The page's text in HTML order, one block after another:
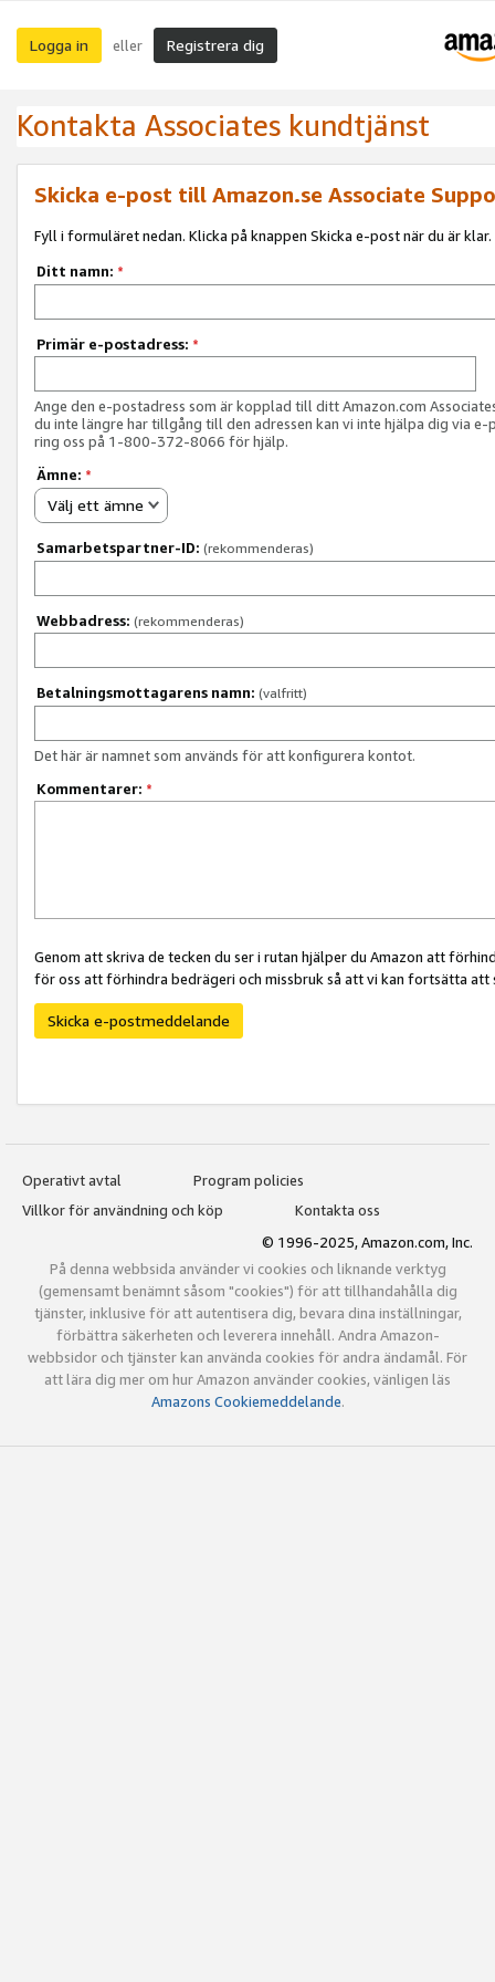
Logga in eller Registrera dig
Kontakta Associates kundtjänst
Skicka e-post till Amazon.se Associate
Fyll i formuläret nedan. Klicka på knappen Skicka e-post när du är klar.
Ditt namn: *
Primär e-postadress: *
Ange den e-postadress som är kopplad till ditt Amazon.com
du inte längre har tillgång till den adressen kan vi inte hjälpa dig via e-
ring oss på 1-800-372-8066 för hjälp.
Ämne: *
Välj ett ämne
Samarbetspartner-ID: (rekommenderas)
Webbadress: (rekommenderas)
Betalningsmottagarens namn: (valfritt)
Det här är namnet som används för att konfigurera kontot.
Kommentarer: *
Genom att skriva de tecken du ser i rutan hjälper du Amazon att
för oss att förhindra bedrägeri och missbruk så att vi kan fortsätta
Skicka e-postmeddelande
Operativt avtal
Program policies
Villkor för användning och köp
Kontakta oss
© 1996-2025, Amazon.com, Inc.
På denna webbsida använder vi cookies och liknande verktyg
(gemensamt benämnt såsom "cookies") för att tillhandahålla dig
tjänster, inklusive för att autentisera dig, bevara dina inställningar,
förbättra säkerheten och leverera innehåll. Andra Amazon-
webbsidor och tjänster kan använda cookies för andra ändamål. För
att lära dig mer om hur Amazon använder cookies, vänligen läs
Amazons Cookiemeddelande.